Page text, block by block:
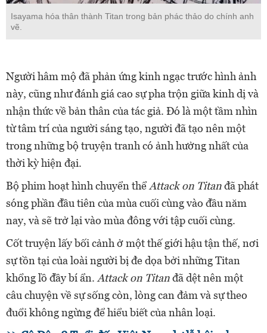
Isayama hóa thân thành Titan trong bản phác thảo do chính anh
vẽ.
Người hâm mộ đã phản ứng kinh ngạc trước hình ảnh
này, cũng như đánh giá cao sự pha trộn giữa kinh dị và
nhận thức về bản thân của tác giả. Đó là một tầm nhìn
từ tâm trí của người sáng tạo, người đã tạo nên một
trong những bộ truyện tranh có ảnh hưởng nhất của
thời kỳ hiện đại.
Bộ phim hoạt hình chuyển thể Attack on Titanđã phát
sóng phần đầu tiên của mùa cuối cùng vào đầu năm
nay, và sẽ trở lại vào mùa đông với tập cuối cùng.
Cốt truyện lấy bối cảnh ở một thế giới hậu tận thế, nơi
sự tồn tại của loài người bị đe dọa bởi những Titan
khổng lồ đầy bí ẩn. Attack on Titanđã dệt nên một
câu chuyện về sự sống còn, lòng can đảm và sự theo
đuổi không ngừng để hiểu biết của nhân loại.